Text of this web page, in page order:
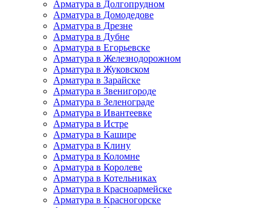
Арматура в Долгопрудном
Арматура в Домодедове
Арматура в Дрезне
Арматура в Дубне
Арматура в Егорьевске
Арматура в Железнодорожном
Арматура в Жуковском
Арматура в Зарайске
Арматура в Звенигороде
Арматура в Зеленограде
Арматура в Ивантеевке
Арматура в Истре
Арматура в Кашире
Арматура в Клину
Арматура в Коломне
Арматура в Королеве
Арматура в Котельниках
Арматура в Красноармейске
Арматура в Красногорске